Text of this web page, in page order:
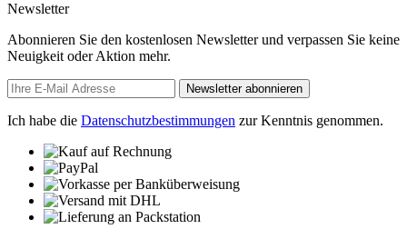
Newsletter
Abonnieren Sie den kostenlosen Newsletter und verpassen Sie keine
Neuigkeit oder Aktion mehr.
Newsletter abonnieren
Ich habe die Datenschutzbestimmungen zur Kenntnis genommen.